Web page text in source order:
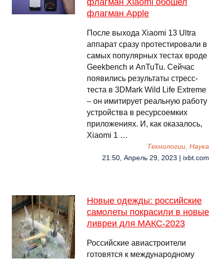
флагман Xiaomi обошел
флагман Apple
После выхода Xiaomi 13 Ultra
аппарат сразу протестировали в
самых популярных тестах вроде
Geekbench и AnTuTu. Сейчас
появились результаты стресс-
теста в 3DMark Wild Life Extreme
– он имитирует реальную работу
устройства в ресурсоемких
приложениях. И, как оказалось,
Xiaomi 1 …
Технологии, Наука
21:50, Апрель 29, 2023 | ixbt.com
Новые одежды: российские
самолеты покрасили в новые
ливреи для МАКС-2023
Российские авиастроители
готовятся к международному